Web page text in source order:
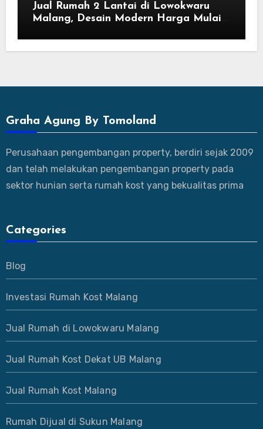
Jual Rumah 2 Lantai di Lowokwaru
Malang, Desain Modern Harga Mulai
Graha Agung By Tomoland
Perusahaan pengembangan property, berdiri sejak 2009
dan telah melakukan pengembangan property pada
sektor hunian serta rumah kost yang bekualitas prima
Categories
Blog
Investasi Rumah Kost Malang
Jual Rumah di Lowokwaru Malang
Jual Rumah Kost Dekat UB Malang
Jual Rumah Kost Malang
Rumah Dijual di Sukun Malang